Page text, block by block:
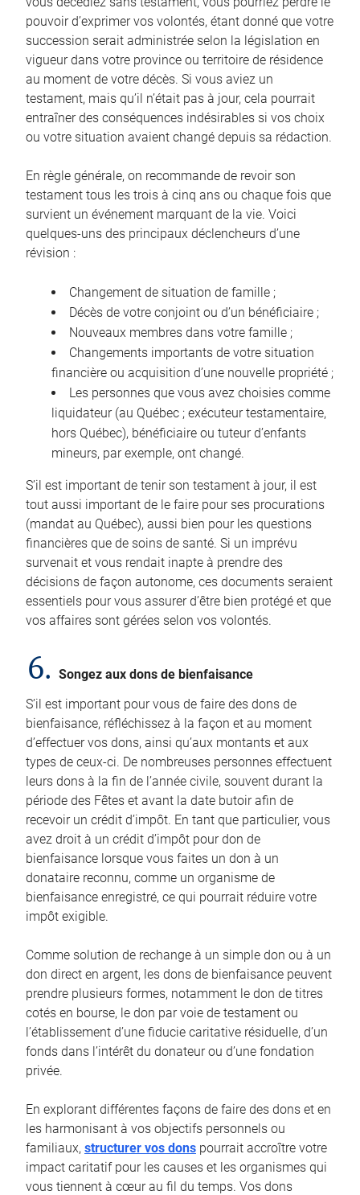
pouvoir d’exprimer vos volontés, étant donné que votre
succession serait administrée selon la législation en
vigueur dans votre province ou territoire de résidence
au moment de votre décès. Si vous aviez un
testament, mais qu’il n’était pas à jour, cela pourrait
entraîner des conséquences indésirables si vos choix
ou votre situation avaient changé depuis sa rédaction.
En règle générale, on recommande de revoir son
testament tous les trois à cinq ans ou chaque fois que
survient un événement marquant de la vie. Voici
quelques-uns des principaux déclencheurs d’une
révision :
Changement de situation de famille ;
Décès de votre conjoint ou d’un bénéficiaire ;
Nouveaux membres dans votre famille ;
Changements importants de votre situation
financière ou acquisition d’une nouvelle propriété ;
Les personnes que vous avez choisies comme
liquidateur (au Québec ; exécuteur testamentaire,
hors Québec), bénéficiaire ou tuteur d’enfants
mineurs, par exemple, ont changé.
S’il est important de tenir son testament à jour, il est
tout aussi important de le faire pour ses procurations
(mandat au Québec), aussi bien pour les questions
financières que de soins de santé. Si un imprévu
survenait et vous rendait inapte à prendre des
décisions de façon autonome, ces documents seraient
essentiels pour vous assurer d’être bien protégé et que
vos affaires sont gérées selon vos volontés.
6. Songez aux dons de bienfaisance
S’il est important pour vous de faire des dons de
bienfaisance, réfléchissez à la façon et au moment
d’effectuer vos dons, ainsi qu’aux montants et aux
types de ceux-ci. De nombreuses personnes effectuent
leurs dons à la fin de l’année civile, souvent durant la
période des Fêtes et avant la date butoir afin de
recevoir un crédit d’impôt. En tant que particulier, vous
avez droit à un crédit d’impôt pour don de
bienfaisance lorsque vous faites un don à un
donataire reconnu, comme un organisme de
bienfaisance enregistré, ce qui pourrait réduire votre
impôt exigible.
Comme solution de rechange à un simple don ou à un
don direct en argent, les dons de bienfaisance peuvent
prendre plusieurs formes, notamment le don de titres
cotés en bourse, le don par voie de testament ou
l’établissement d’une fiducie caritative résiduelle, d’un
fonds dans l’intérêt du donateur ou d’une fondation
privée.
En explorant différentes façons de faire des dons et en
les harmonisant à vos objectifs personnels ou
familiaux, structurer vos dons pourrait accroître votre
impact caritatif pour les causes et les organismes qui
vous tiennent à cœur au fil du temps. Vos dons